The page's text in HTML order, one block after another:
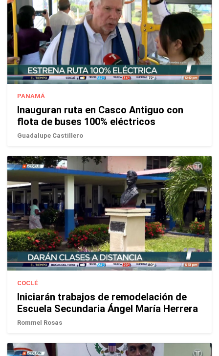
PANAMÁ
Inauguran ruta en Casco Antiguo con
flota de buses 100% eléctricos
Guadalupe Castillero
COCLÉ
Iniciarán trabajos de remodelación de
Escuela Secundaria Ángel María Herrera
Rommel Rosas